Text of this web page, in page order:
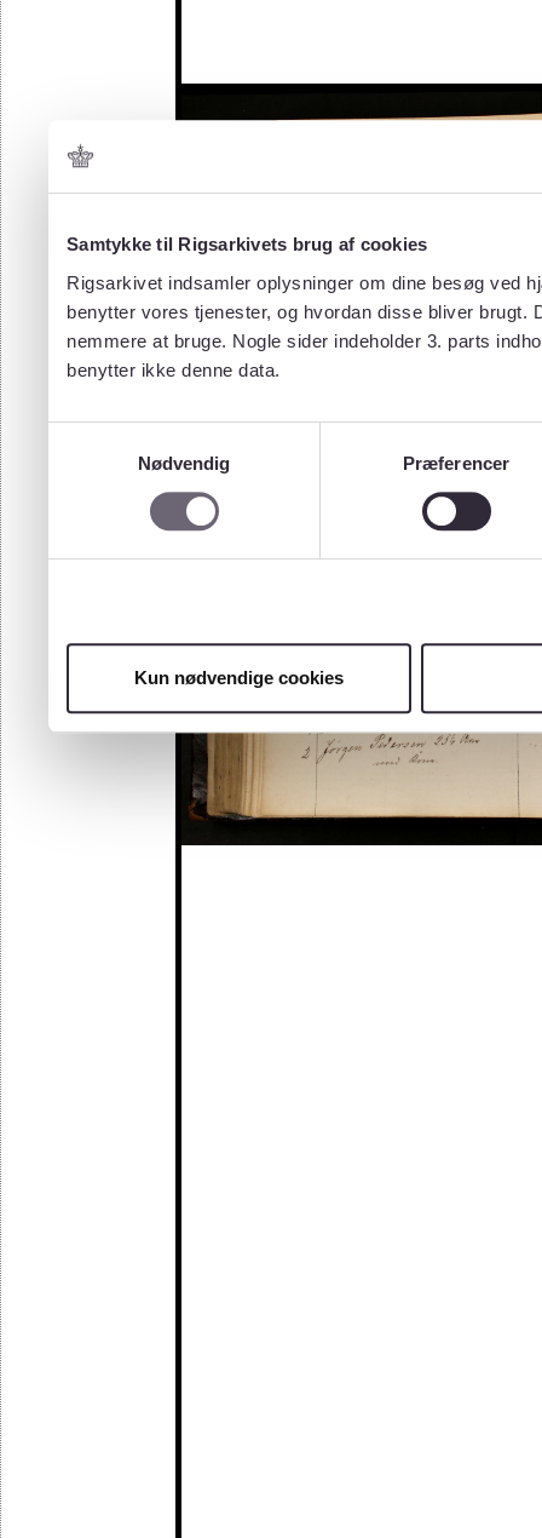
Samtykke til Rigsarkivets brug af cookies
Rigsarkivet indsamler oplysninger om dine besøg ved
benytter vores tjenester, og hvordan disse bliver
nemmere at bruge. Nogle sider indeholder 3. parts
benytter ikke denne data.
Nødvendig
Præferencer
Kun nødvendige cookies